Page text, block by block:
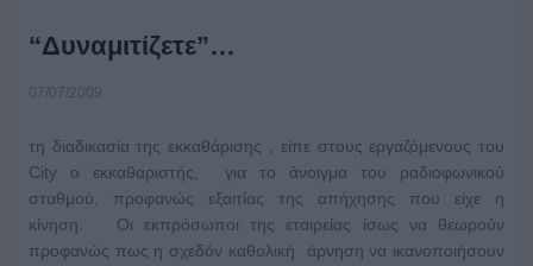
“Δυναμιτίζετε”…
07/07/2009
τη διαδικασία της εκκαθάρισης , είπε στους εργαζόμενους του
City ο εκκαθαριστής, για το άνοιγμα του ραδιοφωνικού
σταθμού, προφανώς εξαιτίας της απήχησης που είχε η
κίνηση. Οι εκπρόσωποι της εταιρείας ίσως να θεωρούν
προφανώς πως η σχεδόν καθολική άρνηση να ικανοποιήσουν